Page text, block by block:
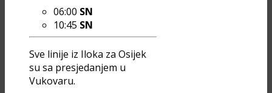
06:00 SN
10:45 SN
Sve linije iz Iloka za Osijek
su sa presjedanjem u
Vukovaru.